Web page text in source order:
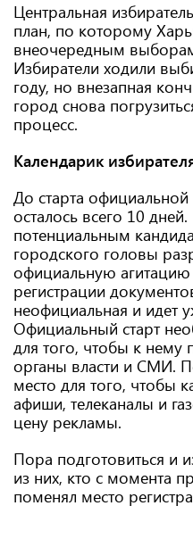
Центральная
план, по которому
внеочередным
Избиратели ходили
году, но внезапная
город снова
процесс.
Календарик
До старта
осталось всего 10
потенциальным
городского головы
официальную агитацию
регистрации
неофициальная и идет
Официальный старт
для того, чтобы к нему
органы власти и СМИ.
место для того, чтобы
афиши, телеканалы и
цену рекламы.
Пора подготовиться и
из них, кто с момента
поменял место